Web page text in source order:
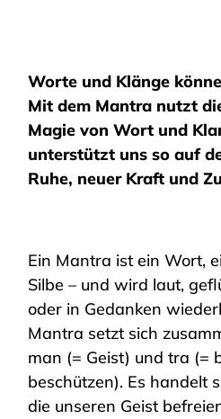
Worte und Klänge
Mit dem Mantra nutzt
Magie von Wort und
unterstützt uns so auf
Ruhe, neuer Kraft und
Ein Mantra ist ein Wort,
Silbe – und wird laut,
oder in Gedanken
Mantra setzt sich
man (= Geist) und tra (=
beschützen). Es handelt
die unseren Geist